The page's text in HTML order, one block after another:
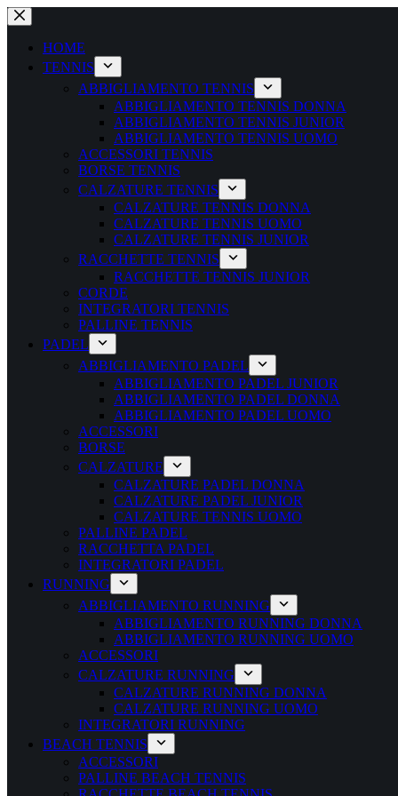
Salta
al
contenutoHOME
TENNIS
ABBIGLIAMENTO TENNIS
ABBIGLIAMENTO TENNIS DONNA
ABBIGLIAMENTO TENNIS JUNIOR
ABBIGLIAMENTO TENNIS UOMO
ACCESSORI TENNIS
BORSE TENNIS
CALZATURE TENNIS
CALZATURE TENNIS DONNA
CALZATURE TENNIS UOMO
CALZATURE TENNIS JUNIOR
RACCHETTE TENNIS
RACCHETTE TENNIS JUNIOR
CORDE
INTEGRATORI TENNIS
PALLINE TENNIS
PADEL
ABBIGLIAMENTO PADEL
ABBIGLIAMENTO PADEL JUNIOR
ABBIGLIAMENTO PADEL DONNA
ABBIGLIAMENTO PADEL UOMO
ACCESSORI
BORSE
CALZATURE
CALZATURE PADEL DONNA
CALZATURE PADEL JUNIOR
CALZATURE TENNIS UOMO
PALLINE PADEL
RACCHETTA PADEL
INTEGRATORI PADEL
RUNNING
ABBIGLIAMENTO RUNNING
ABBIGLIAMENTO RUNNING DONNA
ABBIGLIAMENTO RUNNING UOMO
ACCESSORI
CALZATURE RUNNING
CALZATURE RUNNING DONNA
CALZATURE RUNNING UOMO
INTEGRATORI RUNNING
BEACH TENNIS
ACCESSORI
PALLINE BEACH TENNIS